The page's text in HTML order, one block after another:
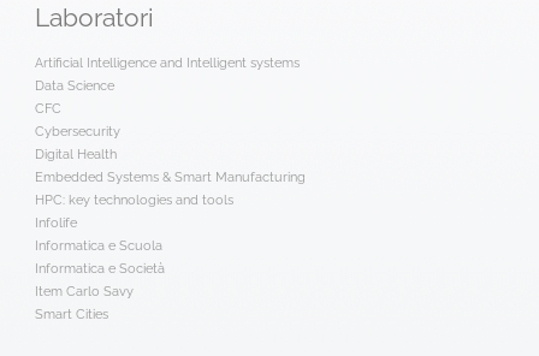
Laboratori
Artificial Intelligence and Intelligent systems
Data Science
CFC
Cybersecurity
Digital Health
Embedded Systems & Smart Manufacturing
HPC: key technologies and tools
Infolife
Informatica e Scuola
Informatica e Società
Item Carlo Savy
Smart Cities